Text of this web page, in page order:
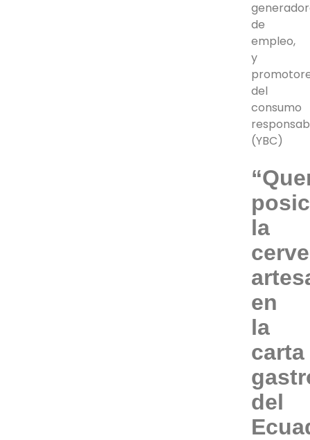
de
empleo,
y
del
consumo
(YBC)
“
la
en
la
carta
del